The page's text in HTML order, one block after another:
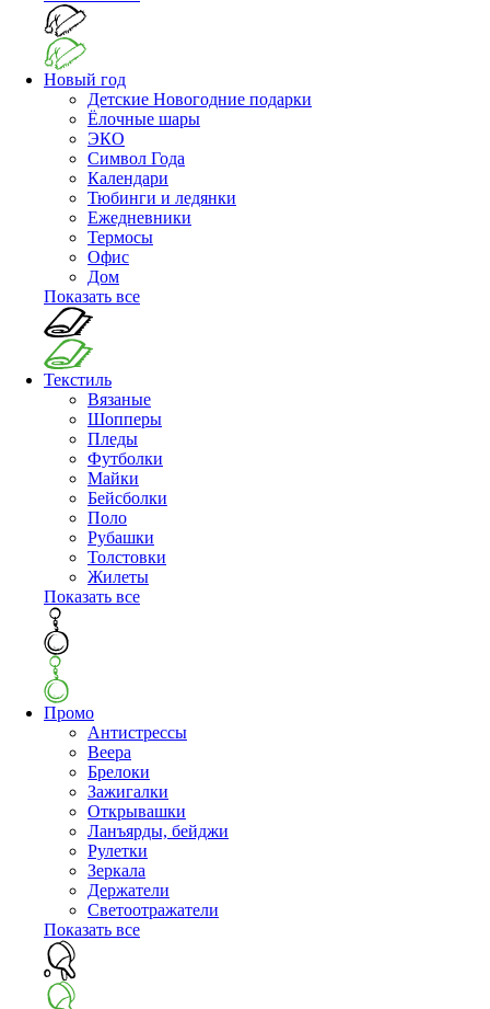
Новый год
Детские Новогодние подарки
Ёлочные шары
ЭКО
Символ Года
Календари
Тюбинги и ледянки
Ежедневники
Термосы
Офис
Дом
Показать все
Текстиль
Вязаные
Шопперы
Пледы
Футболки
Майки
Бейсболки
Поло
Рубашки
Толстовки
Жилеты
Показать все
Промо
Антистрессы
Веера
Брелоки
Зажигалки
Открывашки
Ланъярды, бейджи
Рулетки
Зеркала
Держатели
Светоотражатели
Показать все